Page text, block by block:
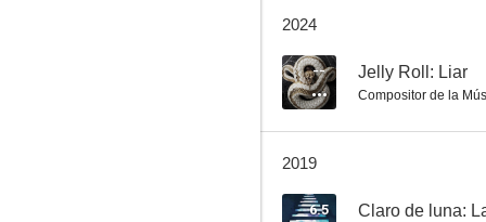
7.6
2024
-- Jelly Roll: Liar
Compositor de la
2019
6.5